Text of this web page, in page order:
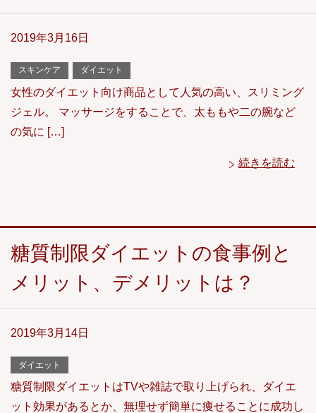
2019年3月16日
スキンケア ダイエット
女性のダイエット向け商品として人気の高い、スリミング
ジェル。 マッサージをすることで、太ももや二の腕など
の気に […]
続きを読む
糖質制限ダイエットの食事例と
メリット、デメリットは？
2019年3月14日
ダイエット
糖質制限ダイエットはTVや雑誌で取り上げられ、ダイエ
ット効果があるとか、無理せず簡単に痩せることに成功し